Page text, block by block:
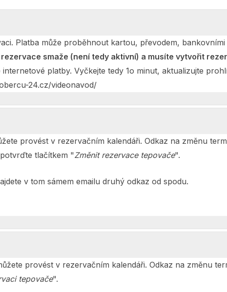
Platba může proběhnout kartou, převodem, bankovními
smaže (není tedy aktivní) a musíte vytvořit
platby. Vyčkejte tedy 1o minut, aktualizujte
24.cz/videonavod/
provést v rezervačním kalendáři. Odkaz na změnu
tlačítkem "Změnit rezervace tepovače".
v tom sámem emailu druhý odkaz od spodu.
provést v rezervačním kalendáři. Odkaz na změnu
tepovače".